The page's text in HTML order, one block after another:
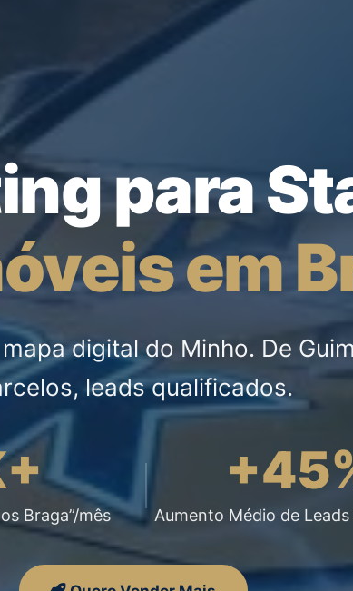
para
em
digital do Minho. De
leads qualificados.
Braga”/mês Aumento Médio de